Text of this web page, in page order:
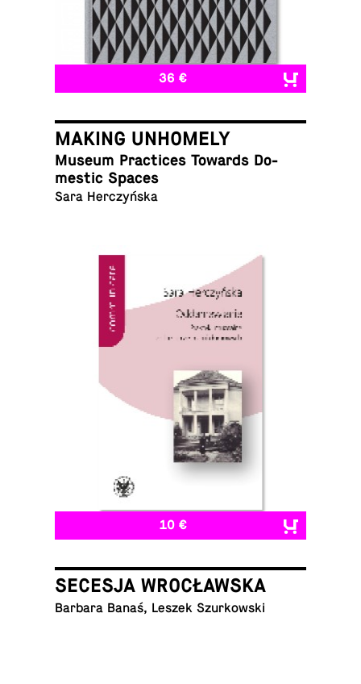
36 €
MAKING UNHOMELY
Museum Prac­tices Towards Do­
mes­tic Spaces
Sara Herczyńska
10 €
SECESJA WROCŁAWSKA
Barbara Banaś, Leszek Szurkowski